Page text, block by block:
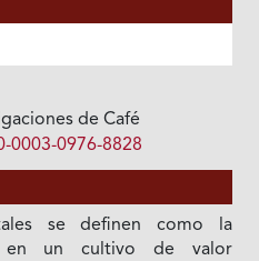
de Café
0976-8828
se definen como la
en un cultivo de valor